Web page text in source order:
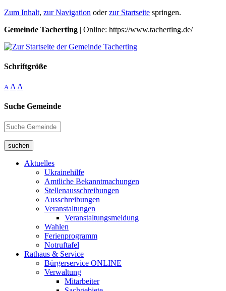
Zum Inhalt, zur Navigation oderzur Startseite springen.
Gemeinde Tacherting | Online: https://www.tacherting.de/
Schriftgröße
A A A
Suche Gemeinde
suchen
Aktuelles
Ukrainehilfe
Amtliche Bekanntmachungen
Stellenausschreibungen
Ausschreibungen
Veranstaltungen
Veranstaltungsmeldung
Wahlen
Ferienprogramm
Notruftafel
Rathaus & Service
Bürgerservice ONLINE
Verwaltung
Mitarbeiter